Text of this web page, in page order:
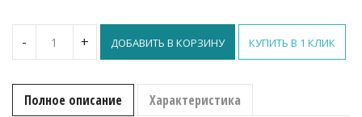
-
Диспенсер
туалетной
MERIDA
+ ДОБАВИТЬ В КОРЗИНУ КУПИТЬ В 1 КЛИК
Полное описание Характеристика